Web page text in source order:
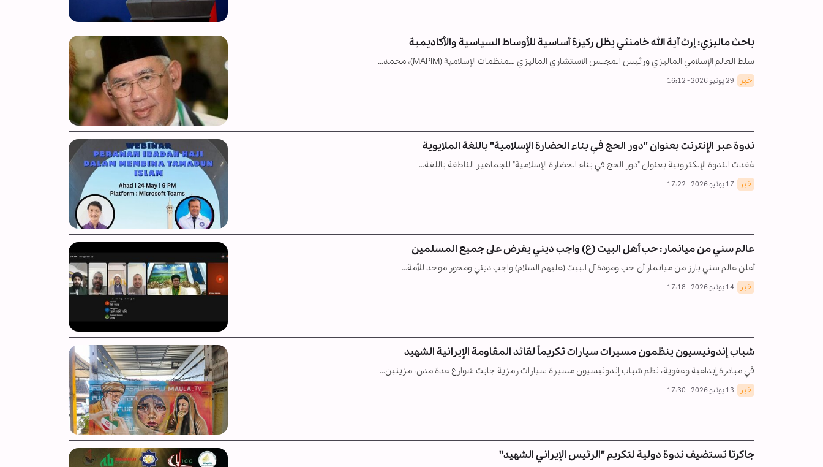
باحث ماليزي: إرث آية الله خامنئي يظل ركيزة أساسية للأوساط السياسية والأكاديمية
سلط العالم الإسلامي الماليزي ورئيس المجلس الاستشاري الماليزي للمنظمات الإسلامية (MAPIM)، محمد…
خبر 29 يونيو 2026 - 16:12
ندوة عبر الإنترنت بعنوان "دور الحج في بناء الحضارة الإسلامية" باللغة الملايوية
عُقدت الندوة الإلكترونية بعنوان "دور الحج في بناء الحضارة الإسلامية" للجماهير الناطقة باللغة…
خبر 17 يونيو 2026 - 17:22
عالم سني من ميانمار: حب أهل البيت (ع) واجب ديني يفرض على جميع المسلمين
أعلن عالم سني بارز من ميانمار أن حب ومودة آل البيت (عليهم السلام) واجب ديني ومحور موحد للأمة…
خبر 14 يونيو 2026 - 17:18
شباب إندونيسيون ينظمون مسيرات سيارات تكريماً لقائد المقاومة الإيرانية الشهيد
في مبادرة إبداعية وعفوية، نظم شباب إندونيسيون مسيرة سيارات رمزية جابت شوارع عدة مدن، مزينين…
خبر 13 يونيو 2026 - 17:30
جاكرتا تستضيف ندوة دولية لتكريم "الرئيس الإيراني الشهيد"